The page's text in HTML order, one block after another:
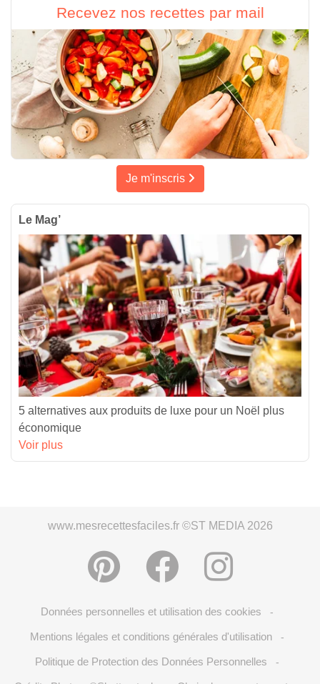
Recevez nos recettes par mail
Je m'inscris
Le Mag’
5 alternatives aux produits de luxe pour un Noël plus
économique
Voir plus
www.mesrecettesfaciles.fr ©ST MEDIA 2026
Données personnelles et utilisation des cookies -
Mentions légales et conditions générales d'utilisation -
Politique de Protection des Données Personnelles -